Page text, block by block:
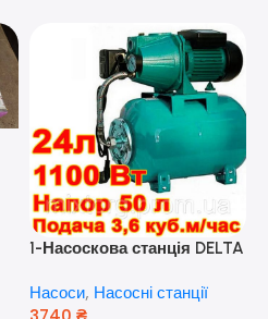
1-Насоскова станція DELTA
кВт) ( Польща)
Насоси, Насосні станції